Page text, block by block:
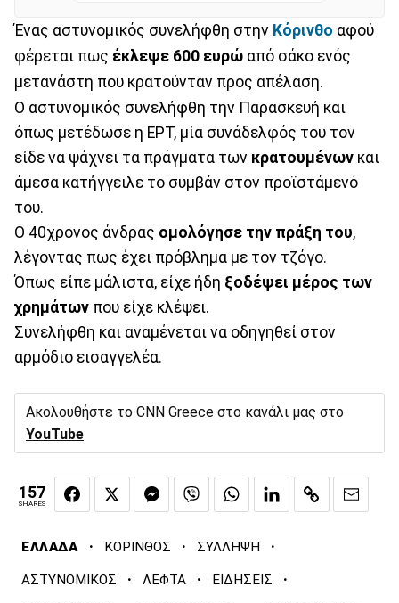
Ένας αστυνομικός συνελήφθη στην Κόρινθο αφού
φέρεται πως έκλεψε 600 ευρώ από σάκο ενός
μετανάστη που κρατούνταν προς απέλαση.
Ο αστυνομικός συνελήφθη την Παρασκευή και
όπως μετέδωσε η ΕΡΤ, μία συνάδελφός του τον
είδε να ψάχνει τα πράγματα των κρατουμένων και
άμεσα κατήγγειλε το συμβάν στον προϊστάμενό
του.
Ο 40χρονος άνδρας ομολόγησε την πράξη του,
λέγοντας πως έχει πρόβλημα με τον τζόγο.
Όπως είπε μάλιστα, είχε ήδη ξοδέψει μέρος των
χρημάτων που είχε κλέψει.
Συνελήφθη και αναμένεται να οδηγηθεί στον
αρμόδιο εισαγγελέα.
Ακολουθήστε το CNN Greece στο κανάλι μας στο
YouTube
157
SHARES
ΕΛΛΑΔΑ · ΚΟΡΙΝΘΟΣ · ΣΥΛΛΗΨΗ ·
ΑΣΤΥΝΟΜΙΚΟΣ · ΛΕΦΤΑ · ΕΙΔΗΣΕΙΣ ·